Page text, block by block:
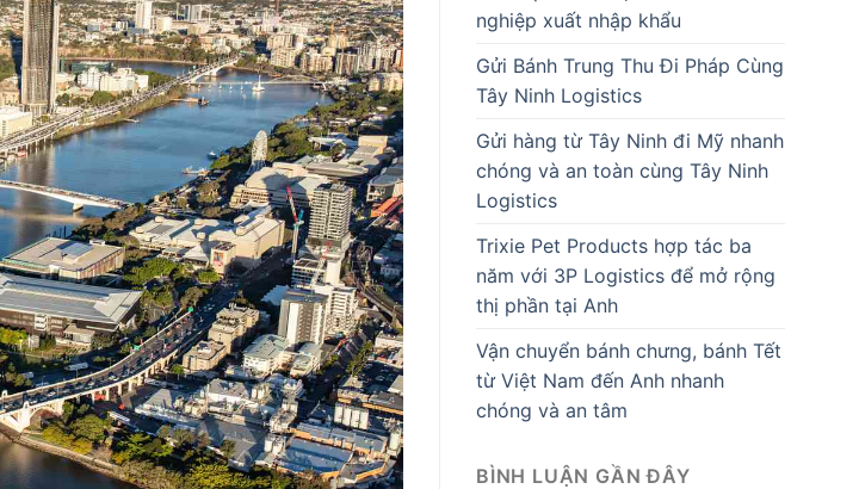
nghiệp xuất nhập khẩu
Gửi Bánh Trung Thu Đi Pháp Cùng
Tây Ninh Logistics
Gửi hàng từ Tây Ninh đi Mỹ nhanh
chóng và an toàn cùng Tây Ninh
Logistics
Trixie Pet Products hợp tác ba
năm với 3P Logistics để mở rộng
thị phần tại Anh
Vận chuyển bánh chưng, bánh Tết
từ Việt Nam đến Anh nhanh
chóng và an tâm
BÌNH LUẬN GẦN ĐÂY